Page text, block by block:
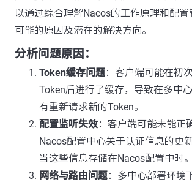
以通过综合理解Nacos的工作原理和配置
可能的原因及潜在的解决方向。
分析问题原因：
Token缓存问题：客户端可能在初
Token后进行了缓存，导致在多中
有重新请求新的Token。
配置监听失效：客户端可能未能正
Nacos配置中心关于认证信息的更
当这些信息存储在Nacos配置中时。
网络与路由问题：多中心部署环境